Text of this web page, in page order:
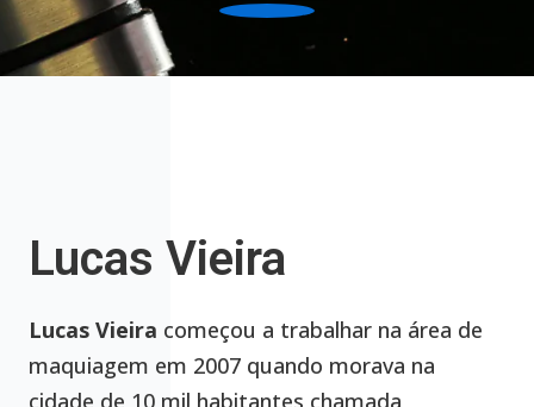
Lucas Vieira
Lucas Vieira começou a trabalhar na área de
maquiagem em 2007 quando morava na
cidade de 10 mil habitantes chamada